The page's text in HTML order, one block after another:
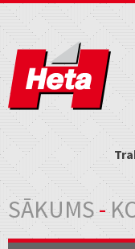
Jūs atrodaties šeit
SĀKUMS-